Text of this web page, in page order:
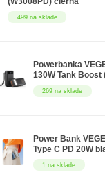
499 na sklade
269 na sklade
Powerbanka
130W Tank Boost
1 na sklade
Power Bank
Type C PD 20W